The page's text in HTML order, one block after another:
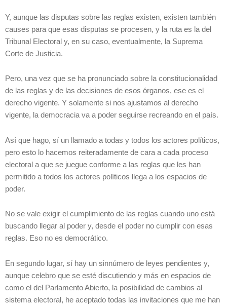
Y, aunque las disputas sobre las reglas existen, existen también
causes para que esas disputas se procesen, y la ruta es la del
Tribunal Electoral y, en su caso, eventualmente, la Suprema
Corte de Justicia.
Pero, una vez que se ha pronunciado sobre la constitucionalidad
de las reglas y de las decisiones de esos órganos, ese es el
derecho vigente. Y solamente si nos ajustamos al derecho
vigente, la democracia va a poder seguirse recreando en el país.
Así que hago, sí un llamado a todas y todos los actores políticos,
pero esto lo hacemos reiteradamente de cara a cada proceso
electoral a que se juegue conforme a las reglas que les han
permitido a todos los actores políticos llega a los espacios de
poder.
No se vale exigir el cumplimiento de las reglas cuando uno está
buscando llegar al poder y, desde el poder no cumplir con esas
reglas. Eso no es democrático.
En segundo lugar, sí hay un sinnúmero de leyes pendientes y,
aunque celebro que se esté discutiendo y más en espacios de
como el del Parlamento Abierto, la posibilidad de cambios al
sistema electoral, he aceptado todas las invitaciones que me han